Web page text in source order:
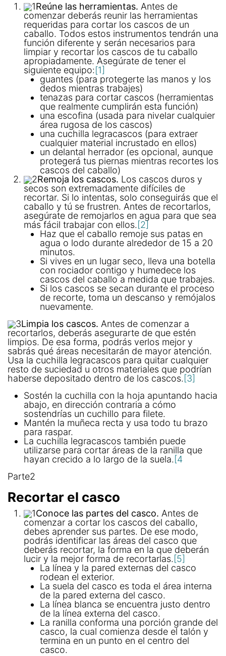
1Reúne las herramientas. Antes de
comenzar deberás reunir las herramientas
requeridas para cortar los cascos de un
caballo. Todos estos instrumentos tendrán una
función diferente y serán necesarios para
limpiar y recortar los cascos de tu caballo
apropiadamente. Asegúrate de tener el
siguiente equipo:[1]
guantes (para protegerte las manos y los
dedos mientras trabajes)
tenazas para cortar cascos (herramientas
que realmente cumplirán esta función)
una escofina (usada para nivelar cualquier
área rugosa de los cascos)
una cuchilla legracascos (para extraer
cualquier material incrustado en ellos)
un delantal herrador (es opcional, aunque
protegerá tus piernas mientras recortes los
cascos del caballo)
2Remoja los cascos. Los cascos duros y
secos son extremadamente difíciles de
recortar. Si lo intentas, solo conseguirás que el
caballo y tú se frustren. Antes de recortarlos,
asegúrate de remojarlos en agua para que sea
más fácil trabajar con ellos. [2]
Haz que el caballo remoje sus patas en
agua o lodo durante alrededor de 15 a 20
minutos.
Si vives en un lugar seco, lleva una botella
con rociador contigo y humedece los
cascos del caballo a medida que trabajes.
Si los cascos se secan durante el proceso
de recorte, toma un descanso y remójalos
nuevamente.
3Limpia los cascos. Antes de comenzar a
recortarlos, deberás asegurarte de que estén
limpios. De esa forma, podrás verlos mejor y
sabrás qué áreas necesitarán de mayor atención.
Usa la cuchilla legracascos para quitar cualquier
resto de suciedad u otros materiales que podrían
haberse depositado dentro de los cascos. [3]
Sostén la cuchilla con la hoja apuntando hacia
abajo, en dirección contraria a cómo
sostendrías un cuchillo para filete.
Mantén la muñeca recta y usa todo tu brazo
para raspar.
La cuchilla legracascos también puede
utilizarse para cortar áreas de la ranilla que
hayan crecido a lo largo de la suela. [4
Parte2
Recortar el casco
1Conoce las partes del casco. Antes de
comenzar a cortar los cascos del caballo,
debes aprender sus partes. De ese modo,
podrás identificar las áreas del casco que
deberás recortar, la forma en la que deberán
lucir y la mejor forma de recortarlas. [5]
La línea y la pared externas del casco
rodean el exterior.
La suela del casco es toda el área interna
de la pared externa del casco.
La línea blanca se encuentra justo dentro
de la línea externa del casco.
La ranilla conforma una porción grande del
casco, la cual comienza desde el talón y
termina en un punto en el centro del
casco.